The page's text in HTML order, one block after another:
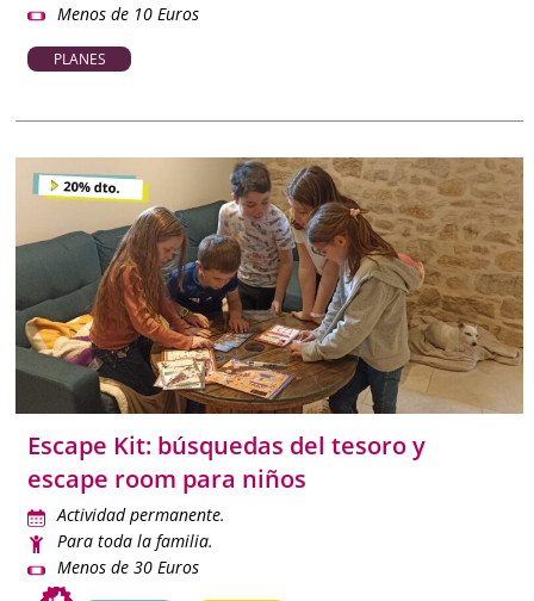
Menos de 10 Euros
PLANES
Escape Kit: búsquedas del tesoro y
escape room para niños
Actividad permanente.
Para toda la familia.
Menos de 30 Euros